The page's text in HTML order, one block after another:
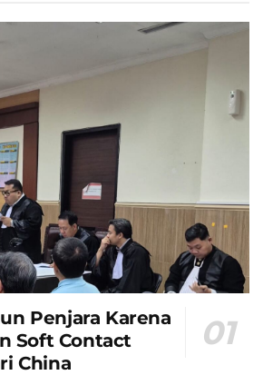
Penjara Karena
Soft Contact
China